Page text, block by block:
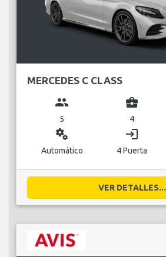
MERCEDES C CLASS
group
5
business_center
4
miscellaneous_services
Automático
login
4 Puerta
VER DETALLES...